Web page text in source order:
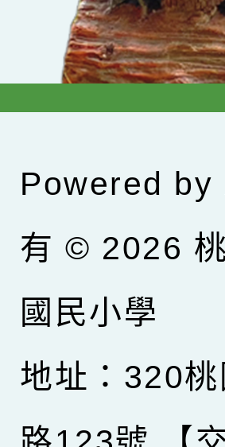
Powered by
有 © 2026
國民小學
地址：320